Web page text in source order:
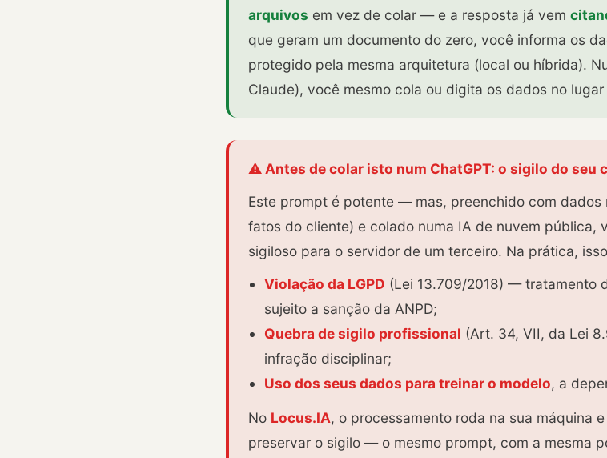
arquivos em vez de colar — e a resposta já vem
que geram um documento do zero, você informa os
protegido pela mesma arquitetura (local ou híbrida).
Claude), você mesmo cola ou digita os dados no
⚠️ Antes de colar isto num ChatGPT: o sigilo do seu
Este prompt é potente — mas, preenchido com dados
fatos do cliente) e colado numa IA de nuvem pública,
sigiloso para o servidor de um terceiro. Na prática,
Violação da LGPD (Lei 13.709/2018) — tratamento
sujeito a sanção da ANPD;
Quebra de sigilo profissional (Art. 34, VII, da Lei
infração disciplinar;
Uso dos seus dados para treinar o modelo, a
No Locus.IA, o processamento roda na sua máquina
preservar o sigilo — o mesmo prompt, com a mesma